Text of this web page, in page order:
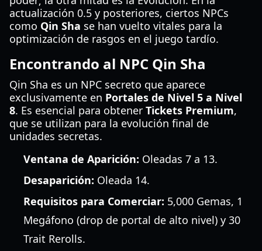
actualización 0.5 y posteriores, ciertos NPCs
como Qin Sha se han vuelto vitales para la
optimización de rasgos en el juego tardío.
Encontrando al NPC Qin Sha
Qin Sha es un NPC secreto que aparece
exclusivamente en Portales de Nivel 5 a Nivel
8. Es esencial para obtener Tickets Premium,
que se utilizan para la evolución final de
unidades secretas.
Ventana de Aparición: Oleadas 7 a 13.
Desaparición: Oleada 14.
Requisitos para Comerciar: 5,000 Gemas, 1
Megáfono (drop de portal de alto nivel) y 30
Trait Rerolls.